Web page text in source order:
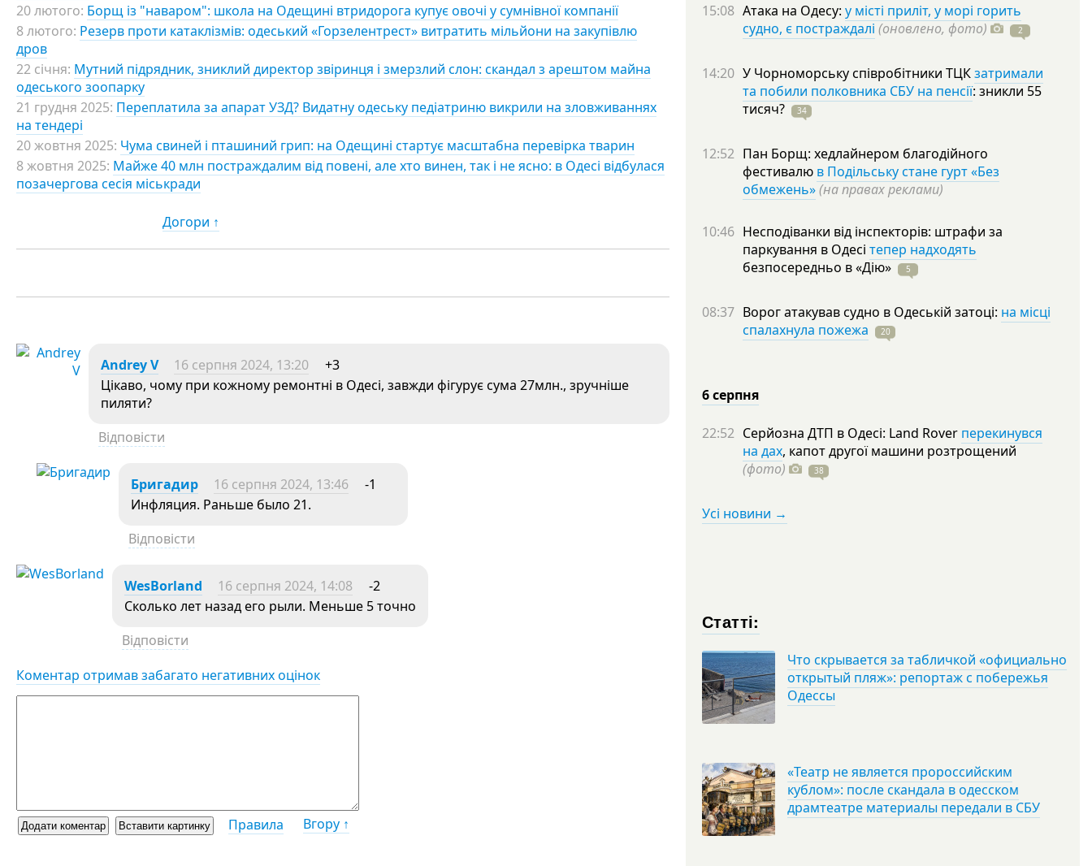
20 лютого: Борщ із "наваром": школа на Одещині втридорога купує овочі у сумнівної компанії
8 лютого: Резерв проти катаклізмів: одеський «Горзелентрест» витратить мільйони на закупівлю
дров
22 січня: Мутний підрядник, зниклий директор звіринця і змерзлий слон: скандал з арештом майна
одеського зоопарку
21 грудня 2025: Переплатила за апарат УЗД? Видатну одеську педіатриню викрили на зловживаннях
на тендері
20 жовтня 2025: Чума свиней і пташиний грип: на Одещині стартує масштабна перевірка тварин
8 жовтня 2025: Майже 40 млн постраждалим від повені, але хто винен, так і не ясно: в Одесі відбулася
позачергова сесія міськради
Догори ↑
Andrey V 16 серпня 2024, 13:20
+3
Цікаво, чому при кожному ремонтні в Одесі, завжди фігурує сума 27млн., зручніше
пиляти?
Відповісти
Бригадир 16 серпня 2024, 13:46
-1
Инфляция. Раньше было 21.
Відповісти
WesBorland 16 серпня 2024, 14:08
-2
Сколько лет назад его рыли. Меньше 5 точно
Відповісти
Коментар отримав забагато негативних оцінок
Правила Вгору ↑
15:08 Атака на Одесу: у місті приліт, у морі горить
судно, є постраждалі (оновлено, фото) 2
14:20 У Чорноморську співробітники ТЦКзатримали
та побили полковника СБУ на пенсії: зникли 55
тисяч?
34
12:52 Пан Борщ: хедлайнером благодійного
фестивалю в Подільську стане гурт «Без
обмежень»(на правах реклами)
10:46 Несподіванки від інспекторів: штрафи за
паркування в Одесі тепер надходять
безпосередньо в«Дію» 5
08:37 Ворог атакував судно в Одеській затоці: на місці
спалахнула пожежа
20
6 серпня
22:52 Серйозна ДТП в Одесі: Land Rover перекинувся
на дах, капот другої машини розтрощений
(фото)
38
Усі новини →
Статті:
Что скрывается за табличкой «официально
открытый пляж»: репортаж с побережья
Одессы
«Театр не является пророссийским
кублом»: после скандала в одесском
драмтеатре материалы передали в СБУ